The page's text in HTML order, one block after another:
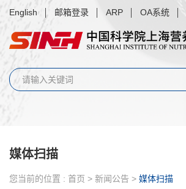
English 邮箱登录 ARP OA系统
媒体扫描
您当前的位置 : 首页 > 新闻公告 > 媒体扫描